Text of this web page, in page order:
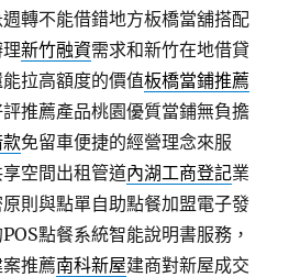
轉不能借錯地方板橋當舖搭配
理新竹融資需求和新竹在地借貸
拉高額度的價值板橋當鋪推薦
推薦產品桃園優質當鋪無負擔
免留車便捷的經營理念來服
空間出租管道內湖工商登記業
則與點單自助點餐加盟電子發
POS點餐系統智能說明書服務，
推薦南科新屋建商對新屋成交